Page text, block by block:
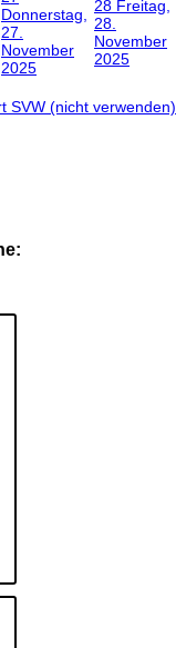
Donnerstag,
27.
November
2025
28 Freitag,
28.
November
2025
SVW (nicht verwenden)